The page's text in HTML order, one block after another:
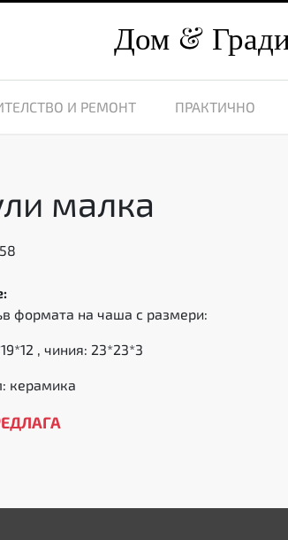
Дом
И РЕМОНТ ПРАКТИЧНО
малка
формата на чаша с размери:
, чиния: 23*23*3
керамика